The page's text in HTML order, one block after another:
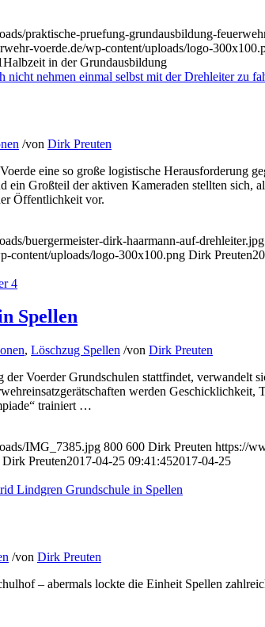
praktische-pruefung-grundausbildung-
voerde.de/wp-content/uploads/logo-
Halbzeit in der Grundausbildung
/von Dirk Preuten
eine so große logistische Herausforderung
ein Großteil der aktiven Kameraden stellten sich,
Öffentlichkeit vor.
buergermeister-dirk-haarmann-auf-drehleiter.jpg
content/uploads/logo-300x100.png Dirk Preuten
Spellen
, Löschzug Spellen /von Dirk Preuten
Voerder Grundschulen stattfindet, verwandelt
werden Geschicklichkeit,
trainiert …
IMG_7385.jpg 800 600 Dirk Preuten https://
Dirk Preuten2017-04-25 09:41:452017-04-25
/von Dirk Preuten
– abermals lockte die Einheit Spellen